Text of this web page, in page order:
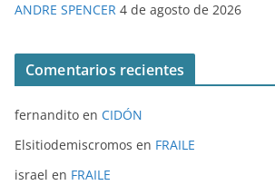
ANDRE SPENCER 4 de agosto de 2026
Comentarios recientes
fernandito en CIDÓN
Elsitiodemiscromos en FRAILE
israel en FRAILE